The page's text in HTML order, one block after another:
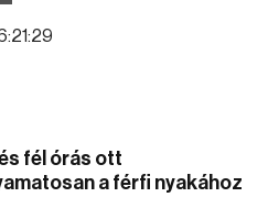
fél órás ott
a férfi nyakához